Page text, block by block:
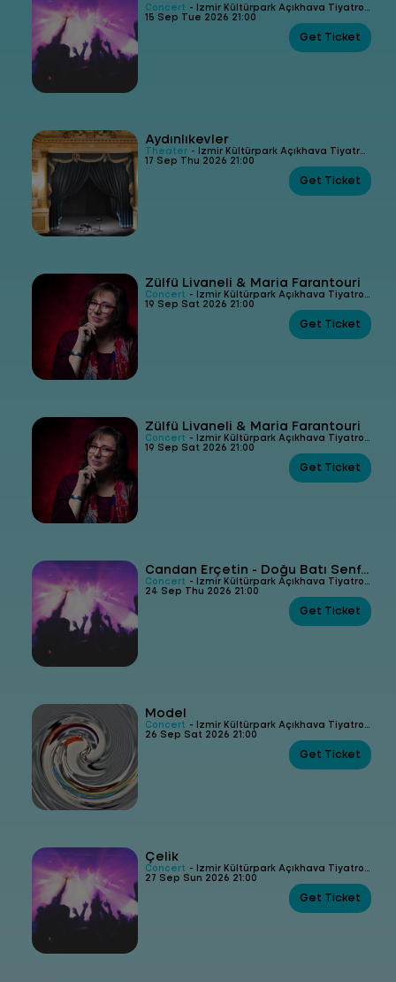
Concert
- İzmir Kültürpark Açıkhava Tiyatrosu
15 Sep Tue 2026 21:00
Get Ticket
Aydınlıkevler
Theater
- İzmir Kültürpark Açıkhava Tiyatrosu
17 Sep Thu 2026 21:00
Get Ticket
Zülfü Livaneli & Maria Farantouri
Concert
- İzmir Kültürpark Açıkhava Tiyatrosu
19 Sep Sat 2026 21:00
Get Ticket
Zülfü Livaneli & Maria Farantouri
Concert
- İzmir Kültürpark Açıkhava Tiyatrosu
19 Sep Sat 2026 21:00
Get Ticket
Candan Erçetin - Doğu Batı Senfonisi - Rengahenk Konser
Concert
- İzmir Kültürpark Açıkhava Tiyatrosu
24 Sep Thu 2026 21:00
Get Ticket
Model
Concert
- İzmir Kültürpark Açıkhava Tiyatrosu
26 Sep Sat 2026 21:00
Get Ticket
Çelik
Concert
- İzmir Kültürpark Açıkhava Tiyatrosu
27 Sep Sun 2026 21:00
Get Ticket